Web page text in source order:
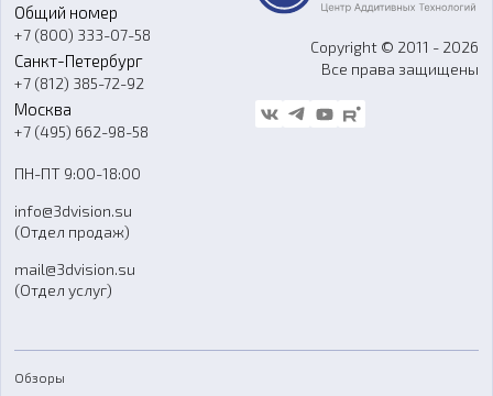
Программное обеспечение
Ремонт и услуги
О компании
Контакты
Гос. закупки
Стать дилером
Блог
FAQ
Общий номер
+7 (800) 333-07-58
Санкт-Петербург
+7 (812) 385-72-92
Москва
+7 (495) 662-98-58
ПН-ПТ 9:00-18:00
info@3dvision.su
(Отдел продаж)
mail@3dvision.su
(Отдел услуг)
Copyright © 2011 - 2026
Все права защищены
Обзоры